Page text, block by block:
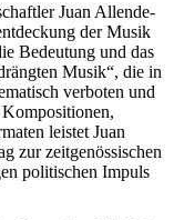
Juan Allende-
der Musik
Bedeutung und das
Musik“, die in
verboten und
leistet Juan
zur zeitgenössischen
politischen Impuls